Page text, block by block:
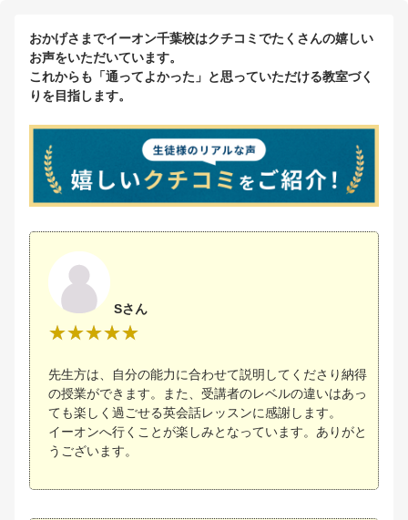
おかげさまでイーオン千葉校はクチコミでたくさんの嬉しい
お声をいただいています。
これからも「通ってよかった」と思っていただける教室づく
りを目指します。
Sさん
先生方は、自分の能力に合わせて説明してくださり納得
の授業ができます。また、受講者のレベルの違いはあっ
ても楽しく過ごせる英会話レッスンに感謝します。
イーオンへ行くことが楽しみとなっています。ありがと
うございます。